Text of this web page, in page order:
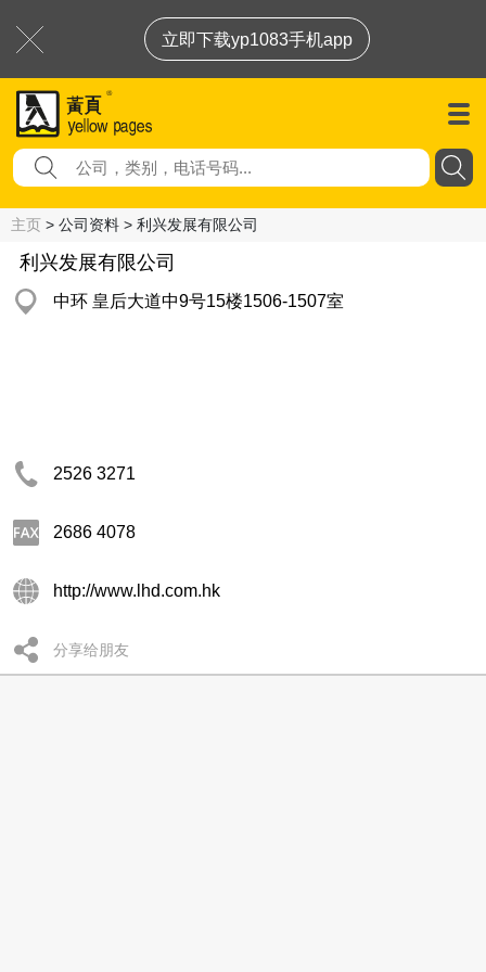
立即下载yp1083手机app
主页 > 公司资料 > 利兴发展有限公司
利兴发展有限公司
中环 皇后大道中9号15楼1506-1507室
2526 3271
2686 4078
http://www.lhd.com.hk
分享给朋友